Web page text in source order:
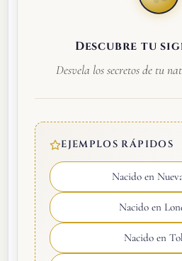
Descubre tu
Desvela los secretos de tu
EJEMPLOS RÁPIDOS
Nacido en
Nacido en
Nacido en